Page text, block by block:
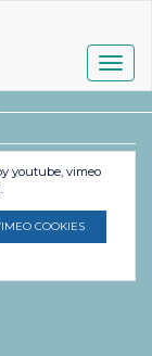
youtube, vimeo
COOKIES